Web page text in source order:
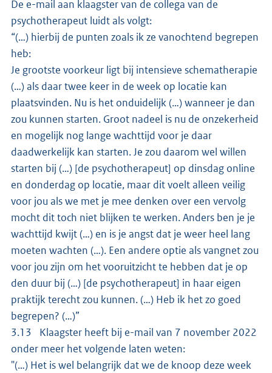
De e-mail aan klaagster van de collega van de
psychotherapeut luidt als volgt:
“(…) hierbij de punten zoals ik ze vanochtend begrepen
heb:
Je grootste voorkeur ligt bij intensieve schematherapie
(…) als daar twee keer in de week op locatie kan
plaatsvinden. Nu is het onduidelijk (…) wanneer je dan
zou kunnen starten. Groot nadeel is nu de onzekerheid
en mogelijk nog lange wachttijd voor je daar
daadwerkelijk kan starten. Je zou daarom wel willen
starten bij (…) [de psychotherapeut] op dinsdag online
en donderdag op locatie, maar dit voelt alleen veilig
voor jou als we met je mee denken over een vervolg
mocht dit toch niet blijken te werken. Anders ben je je
wachttijd kwijt (…) en is je angst dat je weer heel lang
moeten wachten (…). Een andere optie als vangnet zou
voor jou zijn om het vooruitzicht te hebben dat je op
den duur bij (…) [de psychotherapeut] in haar eigen
praktijk terecht zou kunnen. (…) Heb ik het zo goed
begrepen? (…)”
3.13 Klaagster heeft bij e-mail van 7 november 2022
onder meer het volgende laten weten:
"(…) Het is wel belangrijk dat we de knoop deze week